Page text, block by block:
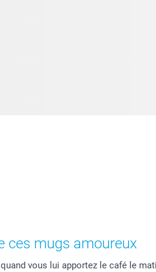
ces mugs amoureux
vous lui apportez le café le